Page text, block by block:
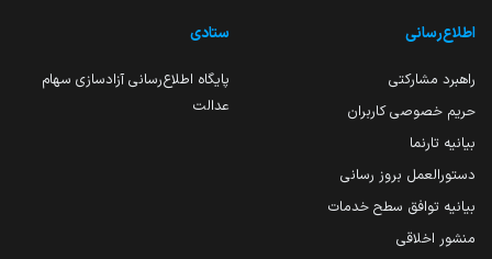
اطلاع‌رسانی
راهبرد مشارکتی
حریم خصوصی کاربران
بیانیه تارنما
دستورالعمل بروز رسانی
بیانیه توافق سطح خدمات
منشور اخلاقی
ستادی
پایگاه اطلاع‌رسانی آزادسازی سهام
عدالت